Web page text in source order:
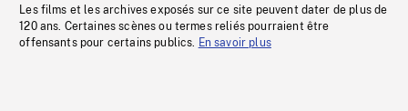
Les films et les archives exposés sur ce site peuvent dater de plus de
120 ans. Certaines scènes ou termes reliés pourraient être
offensants pour certains publics. En savoir plus